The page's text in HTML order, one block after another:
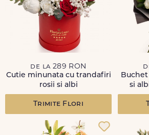
de la 289 RON
Cutie minunata cu trandafiri
rosii si albi
Trimite Flori
si